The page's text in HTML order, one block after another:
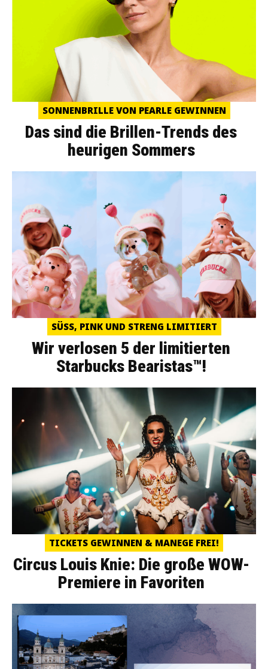
SONNENBRILLE VON PEARLE GEWINNEN
Das sind die Brillen-Trends des
heurigen Sommers
SÜSS, PINK UND STRENG LIMITIERT
Wir verlosen 5 der limitierten
Starbucks Bearistas™!
TICKETS GEWINNEN & MANEGE FREI!
Circus Louis Knie: Die große WOW-
Premiere in Favoriten